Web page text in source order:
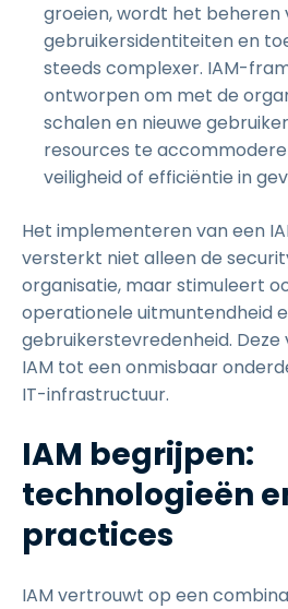
groeien, wordt het beheren
gebruikersidentiteiten en
steeds complexer. IAM-
ontworpen om met de
schalen en nieuwe
resources te
veiligheid of efficiëntie in
Het implementeren van een
versterkt niet alleen de
organisatie, maar stimuleert
operationele uitmuntendheid
gebruikerstevredenheid.
IAM tot een onmisbaar
IT-infrastructuur.
IAM begrijpen:
technologieën
practices
IAM vertrouwt op een